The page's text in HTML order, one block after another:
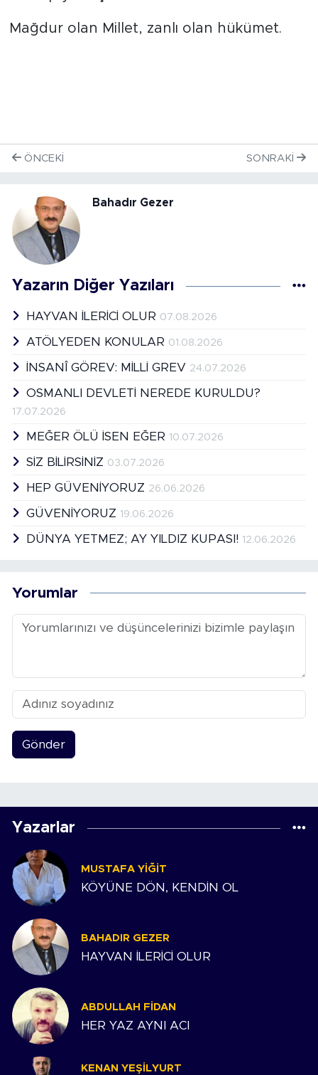
Mağdur olan Millet, zanlı olan hükümet.
ÖNCEKI SONRAKI
Bahadır Gezer
Yazarın Diğer Yazıları
HAYVAN İLERİCİ OLUR 07.08.2026
ATÖLYEDEN KONULAR 01.08.2026
İNSANÎ GÖREV: MİLLİ GREV 24.07.2026
OSMANLI DEVLETİ NEREDE KURULDU?
17.07.2026
MEĞER ÖLÜ İSEN EĞER 10.07.2026
SİZ BİLİRSİNİZ 03.07.2026
HEP GÜVENİYORUZ 26.06.2026
GÜVENİYORUZ 19.06.2026
DÜNYA YETMEZ; AY YILDIZ KUPASI! 12.06.2026
Yorumlar
Gönder
Yazarlar
MUSTAFA YIĞIT
KÖYÜNE DÖN, KENDİN OL
BAHADIR GEZER
HAYVAN İLERİCİ OLUR
ABDULLAH FIDAN
HER YAZ AYNI ACI
KENAN YEŞILYURT